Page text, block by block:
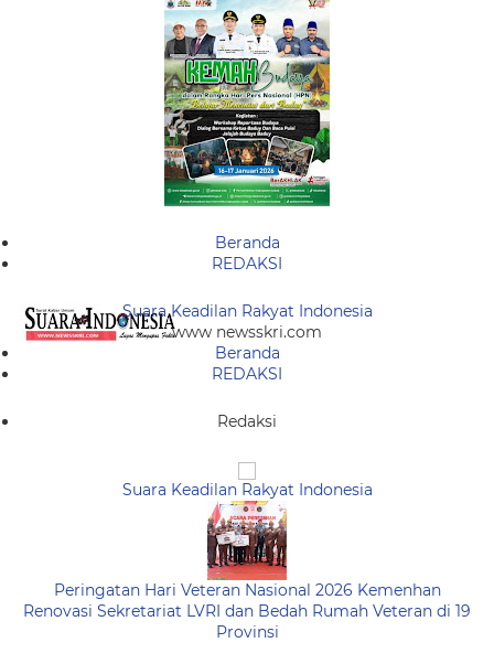
Beranda
REDAKSI
Suara Keadilan Rakyat Indonesia
www newsskri.com
Beranda
REDAKSI
Redaksi
Suara Keadilan Rakyat Indonesia
Peringatan Hari Veteran Nasional 2026 Kemenhan
Renovasi Sekretariat LVRI dan Bedah Rumah Veteran di 19
Provinsi